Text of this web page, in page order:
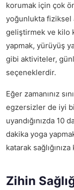
korumak için çok
yoğunlukta fiziksel
geliştirmek ve kilo
yapmak, yürüyüş
gibi aktiviteler,
seçeneklerdir.
Eğer zamanınız
egzersizler de iyi
uyandığınızda 10
dakika yoga
katarak
Zihin